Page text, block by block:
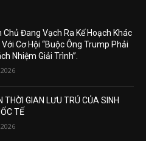
Chủ Đang Vạch Ra Kế Hoạch Khác
Cơ Hội “Buộc Ông Trump Phải
Nhiệm Giải Trình”.
THỜI GIAN LƯU TRÚ CỦA SINH
TẾ